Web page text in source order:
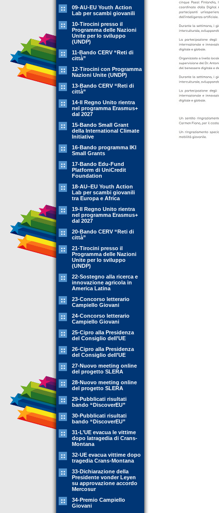
09-AU-EU Youth Action
Lab per scambi giovanili
10-Tirocini presso il
Programma delle Nazioni
Unite per lo sviluppo
(UNDP)
11-Bando CERV “Reti di
città”
12-Tirocini con Programma
Nazioni Unite (UNDP)
13-Bando CERV “Reti di
città”
14-Il Regno Unito rientra
nel programma Erasmus+
dal 2027
15-Bando Small Grant
della International Climate
Initiative
16-Bando programma IKI
Small Grants
17-Bando Edu-Fund
Platform di UniCredit
Foundation
18-AU–EU Youth Action
Lab per scambi giovanili
tra Europa e Africa
19-Il Regno Unito rientra
nel programma Erasmus+
dal 2027
20-Bando CERV “Reti di
città”
21-Tirocini presso il
Programma delle Nazioni
Unite per lo sviluppo
(UNDP)
22-Sostegno alla ricerca e
innovazione agricola in
America Latina
23-Concorso letterario
Campiello Giovani
24-Concorso letterario
Campiello Giovani
25-Cipro alla Presidenza
del Consiglio dell’UE
26-Cipro alla Presidenza
del Consiglio dell’UE
27-Nuovo meeting online
del progetto SLERA
28-Nuovo meeting online
del progetto SLERA
29-Pubblicati risultati
bando “DiscoverEU”
30-Pubblicati risultati
bando “DiscoverEU”
31-L’UE evacua le vittime
dopo latragedia di Crans-
Montana
32-UE evacua vittime dopo
tragedia Crans-Montana
33-Dichiarazione della
Presidente vonder Leyen
su approvazione accordo
Mercosur
34-Premio Campiello
Giovani